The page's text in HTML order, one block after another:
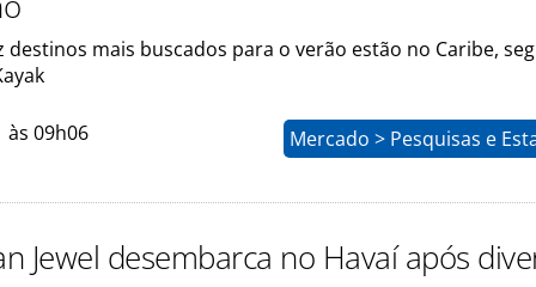
destinos mais buscados para o verão estão no Caribe,
às 09h06 Mercado > Pesquisas e
Jewel desembarca no Havaí após